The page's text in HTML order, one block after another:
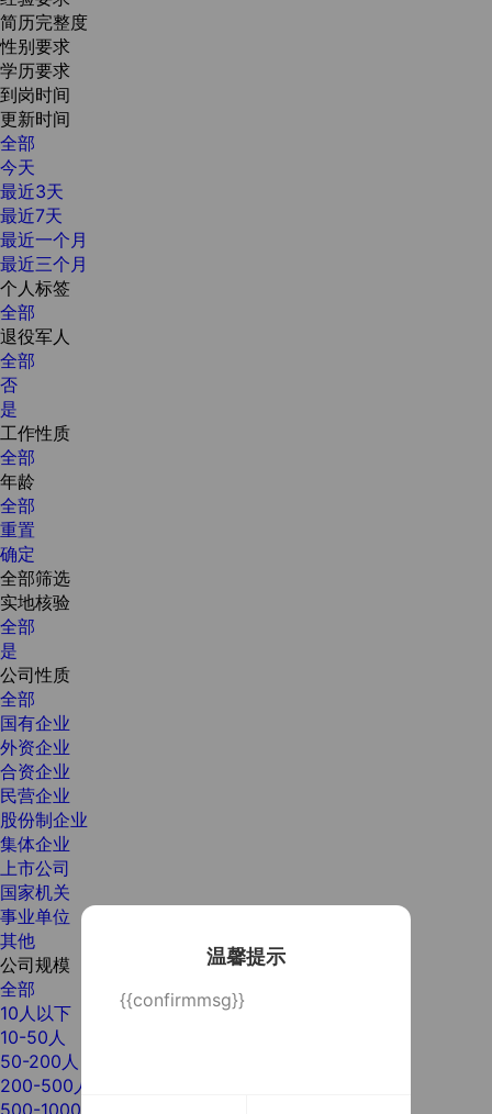
温馨提示
{{confirmmsg}}
简历完整度
性别要求
学历要求
到岗时间
更新时间
全部
今天
最近3天
最近7天
最近一个月
最近三个月
个人标签
全部
退役军人
全部
否
是
工作性质
全部
年龄
全部
重置
确定
全部筛选
实地核验
全部
是
公司性质
全部
国有企业
外资企业
合资企业
民营企业
股份制企业
集体企业
上市公司
国家机关
事业单位
其他
公司规模
全部
10人以下
10-50人
50-200人
200-500人
500-1000人